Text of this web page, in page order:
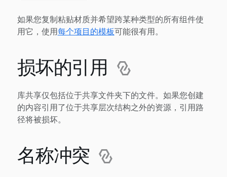
如果您复制粘贴材质并希望跨某种类型的所有组件使
用它，使用每个项目的模板可能很有用。
损坏的引用
库共享仅包括位于共享文件夹下的文件。如果您创建
的内容引用了位于共享层次结构之外的资源，引用路
径将被损坏。
名称冲突